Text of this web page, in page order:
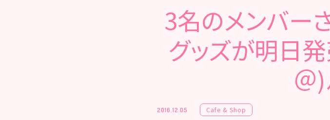
3名のメンバー
グッズが明日
＠
2016.12.05 Cafe & Shop